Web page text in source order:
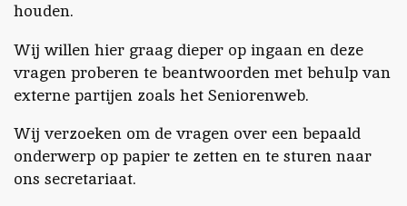
houden.
Wij willen hier graag dieper op ingaan en deze
vragen proberen te beantwoorden met behulp van
externe partijen zoals het Seniorenweb.
Wij verzoeken om de vragen over een bepaald
onderwerp op papier te zetten en te sturen naar
ons secretariaat.